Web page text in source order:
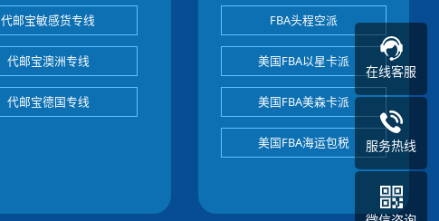
代邮宝敏感货专线
代邮宝澳洲专线
代邮宝德国专线
FBA头程空派
美国FBA以星卡派
美国FBA美森卡派
美国FBA海运包税
在线客服
服务热线